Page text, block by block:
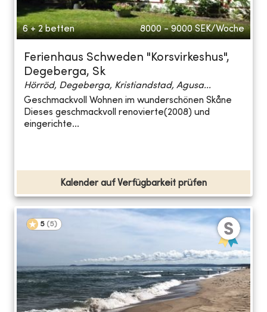
6 + 2 betten 8000 - 9000 SEK/Woche
Ferienhaus Schweden "Korsvirkeshus",
Degeberga, Sk
Hörröd, Degeberga, Kristiandstad, Agusa...
Geschmackvoll Wohnen im wunderschönen Skåne
Dieses geschmackvoll renovierte(2008) und
eingerichte...
Kalender auf Verfügbarkeit prüfen
5 (5)